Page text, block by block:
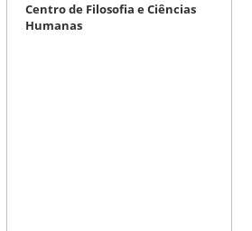
Centro de Filosofia e Ciências
Humanas